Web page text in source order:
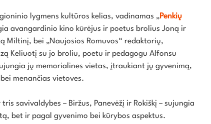
lygmens kultūros kelias, vadinamas „Penkių
avangardinio kino kūrėjus ir poetus brolius Joną ir
Miltinį, bei „Naujosios Romuvos“ redaktorių,
Keliuotį su jo broliu, poetu ir pedagogu Alfonsu
jų memorialines vietas, įtraukiant jų gyvenimą,
menančias vietoves.
savivaldybes – Biržus, Panevėžį ir Rokiškį – sujungia
bet ir pagal gyvenimo bei kūrybos aspektus.